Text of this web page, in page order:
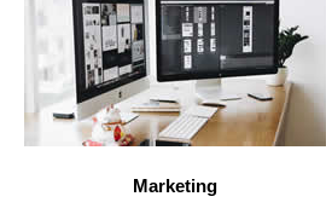
Marketing